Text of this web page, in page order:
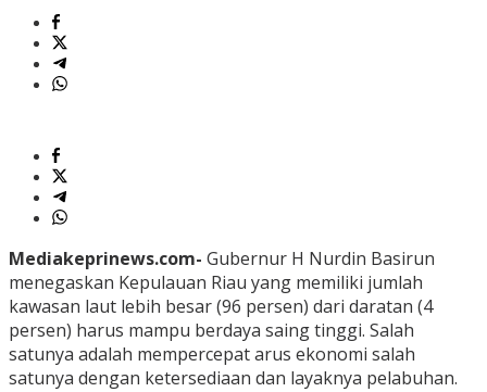
Mediakeprinews.com- Gubernur H Nurdin Basirun
menegaskan Kepulauan Riau yang memiliki jumlah
kawasan laut lebih besar (96 persen) dari daratan (4
persen) harus mampu berdaya saing tinggi. Salah
satunya adalah mempercepat arus ekonomi salah
satunya dengan ketersediaan dan layaknya pelabuhan.